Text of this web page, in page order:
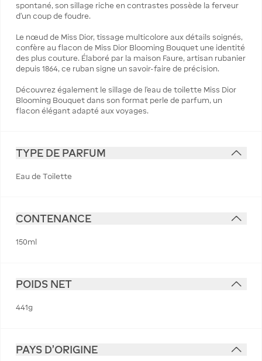
spontané, son sillage riche en contrastes possède la ferveur
d'un coup de foudre.
Le nœud de Miss Dior, tissage multicolore aux détails soignés,
confère au flacon de Miss Dior Blooming Bouquet une identité
des plus couture. Élaboré par la maison Faure, artisan rubanier
depuis 1864, ce ruban signe un savoir-faire de précision.
Découvrez également le sillage de l'eau de toilette Miss Dior
Blooming Bouquet dans son format perle de parfum, un
flacon élégant adapté aux voyages.
TYPE DE PARFUM
Eau de Toilette
CONTENANCE
150ml
POIDS NET
441g
PAYS D'ORIGINE